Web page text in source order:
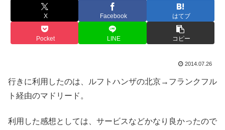
X Facebook はてブ
Pocket LINE コピー
2014.07.26
行きに利用したのは、ルフトハンザの北京→フランクフル
ト経由のマドリード。
利用した感想としては、サービスなどかなり良かったので